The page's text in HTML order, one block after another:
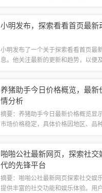
为集历史文化、旅游观光、休闲禅修于
小明发布，探索看看首页最新
小明发布了一个关于探索看看首页最
息。他关注最新的更新和趋势，以便
最新动态来保持自己的知识和视野的
养猪助手今日价格概览，最新
情分析
摘要：养猪助手今日最新价格概览显
市场价格稳定，具体价格因地区、品
细的价格信息，建议查询养猪助手官
啪啪公社最新网页，探索社交
代的先锋平台
摘要：啪啪公社最新网页探索社交娱
提供丰富的社交功能和娱乐体验。用